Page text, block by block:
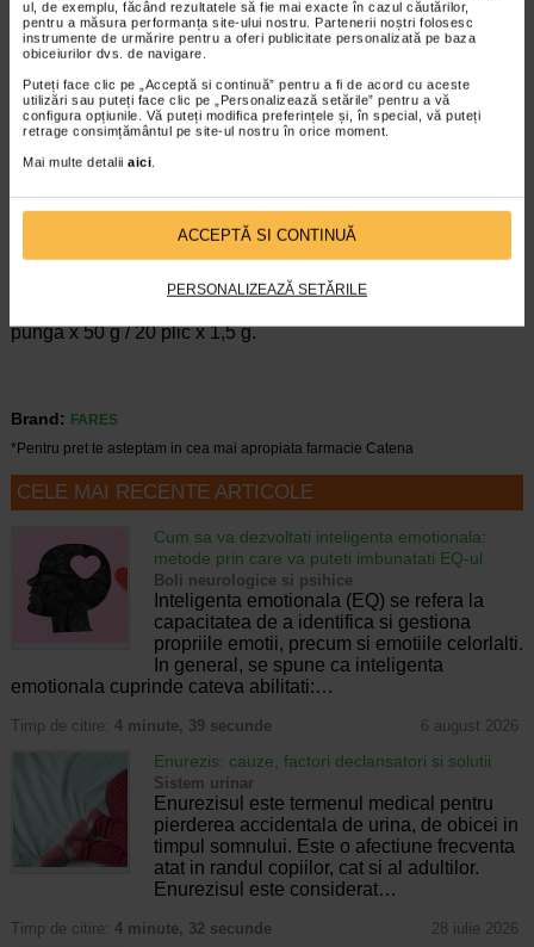
ul, de exemplu, făcând rezultatele să fie mai exacte în cazul căutărilor,
pentru a măsura performanța site-ului nostru. Partenerii noștri folosesc
instrumente de urmărire pentru a oferi publicitate personalizată pe baza
obiceiurilor dvs. de navigare.
Puteți face clic pe „Acceptă si continuă” pentru a fi de acord cu aceste
utilizări sau puteți face clic pe „Personalizează setările” pentru a vă
configura opțiunile. Vă puteți modifica preferințele și, în special, vă puteți
retrage consimțământul pe site-ul nostru în orice moment.
Mai multe detalii aici.
ACCEPTĂ SI CONTINUĂ
PERSONALIZEAZĂ SETĂRILE
consumul de carne si peste grase, conservate sau afumate,
branzeturi grase, sarate, leguminoase boabe, paine, cartofi,
paste fainoase (in cantitati mari), fructe dulci sau uscate,
smantana, creme, slanina, untura, sosuri grase, aluaturi cu
unt, oleaginoase, lapte integral. Este bine si sa reduceti
consumul de sare. Este bine sa consumati legume si fructe
(in functie de continutul glucidic), zarzavaturi, paine neagra
cantitati moderate), carne slaba, peste slab, branza de vaci,
branza slaba, iaurt si lapte degresat, ciuperci, uleiuri
vegetale, unt (cantitati reduse). Se consuma minim 2 litri pe
zi de lichide (apa plata, de izvor, sucuri de legume si fructe).
punga x 50 g / 20 plic x 1,5 g.
Brand:
FARES
*Pentru pret te asteptam in cea mai apropiata farmacie Catena
CELE MAI RECENTE ARTICOLE
Cum sa va dezvoltati inteligenta emotionala:
metode prin care va puteti imbunatati EQ-ul
Boli neurologice si psihice
Inteligenta emotionala (EQ) se refera la
capacitatea de a identifica si gestiona
propriile emotii, precum si emotiile celorlalti.
In general, se spune ca inteligenta
emotionala cuprinde cateva abilitati:…
Timp de citire: 4 minute, 39 secunde 6 august 2026
Enurezis: cauze, factori declansatori si solutii
Sistem urinar
Enurezisul este termenul medical pentru
pierderea accidentala de urina, de obicei in
timpul somnului. Este o afectiune frecventa
atat in randul copiilor, cat si al adultilor.
Enurezisul este considerat…
Timp de citire: 4 minute, 32 secunde 28 iulie 2026